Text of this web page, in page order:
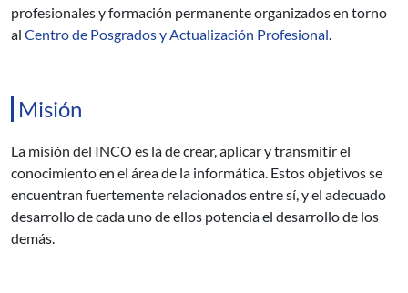
profesionales y formación permanente organizados en torno
al Centro de Posgrados y Actualización Profesional
Misión
La misión del INCO es la de crear, aplicar y transmitir el
conocimiento en el área de la informática. Estos objetivos se
encuentran fuertemente relacionados entre sí, y el adecuado
desarrollo de cada uno de ellos potencia el desarrollo de los
demás.